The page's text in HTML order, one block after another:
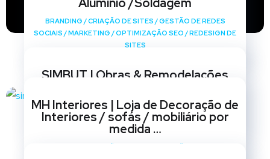
BRANDING /CRIAÇÃO DE SITES /GESTÃO DE REDES
SOCIAIS /MARKETING /OPTIMIZAÇÃO SEO /REDESIGN DE
SITES
SIMBUT | Obras & Remodelações
SOCIAIS /MARKETING OPTIMIZAÇÃO SEO/ REDESIGN DE
SITES
MH Interiores | Loja de Decoração de
Interiores / sofás / mobiliário por
medida …